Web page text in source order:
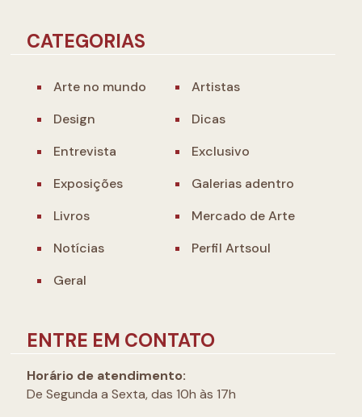
CATEGORIAS
Arte no mundo
Artistas
Design
Dicas
Entrevista
Exclusivo
Exposições
Galerias adentro
Livros
Mercado de Arte
Notícias
Perfil Artsoul
Geral
ENTRE EM CONTATO
Horário de atendimento:
De Segunda a Sexta, das 10h às 17h